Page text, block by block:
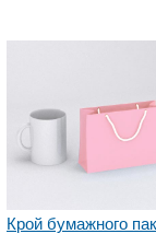
Крой бумажного